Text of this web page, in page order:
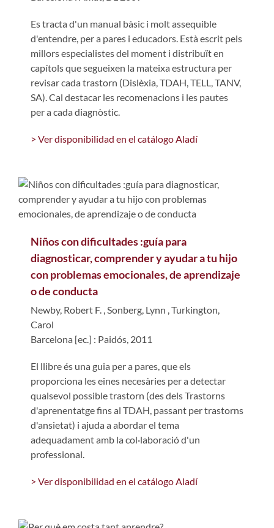
Es tracta d'un manual bàsic i molt assequible
d'entendre, per a pares i educadors. Està escrit pels
millors especialistes del moment i distribuït en
capítols que segueixen la mateixa estructura per
revisar cada trastorn (Dislèxia, TDAH, TELL, TANV,
SA). Cal destacar les recomenacions i les pautes
per a cada diagnòstic.
> Ver disponibilidad en el catálogo Aladí
Niños con dificultades :guía para
diagnosticar, comprender y ayudar a tu hijo
con problemas emocionales, de aprendizaje
o de conducta
Newby, Robert F. ,Sonberg, Lynn ,Turkington,
Carol
Barcelona [ec.] : Paidós, 2011
El llibre és una guia per a pares, que els
proporciona les eines necesàries per a detectar
qualsevol possible trastorn (des dels Trastorns
d'aprenentatge fins al TDAH, passant per trastorns
d'ansietat) i ajuda a abordar el tema
adequadament amb la col·laboració d'un
professional.
> Ver disponibilidad en el catálogo Aladí